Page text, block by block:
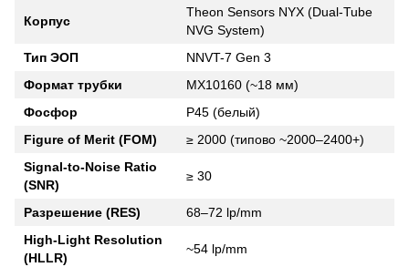
Корпус
Theon Sensors NYX (Dual-Tube
NVG System)
Тип ЭОП
NNVT-7 Gen 3
Формат трубки
MX10160 (~18 мм)
Фосфор
P45 (белый)
Figure of Merit (FOM)
≥ 2000 (типово ~2000–2400+)
Signal-to-Noise Ratio
(SNR)
≥ 30
Разрешение (RES)
68–72 lp/mm
High-Light Resolution
(HLLR)
~54 lp/mm